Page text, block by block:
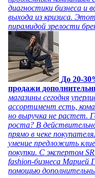
диагностики бизнеса и
выхода из кризиса.
пирамидой зрелости
До 20-
продажи
магазины сегодня
ассортимент есть,
но выручка не растет.
роста? В
прямо в чеке
умение предложить
покупки. С экспертом
fashion-бизнеса Марией
помощью